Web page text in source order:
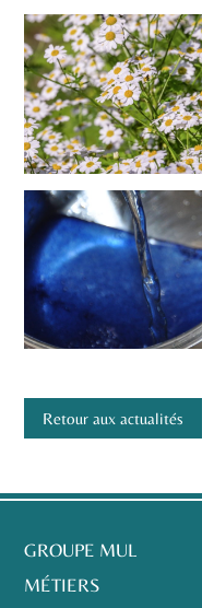
Retour aux actualités
GROUPE MUL
MÉTIERS